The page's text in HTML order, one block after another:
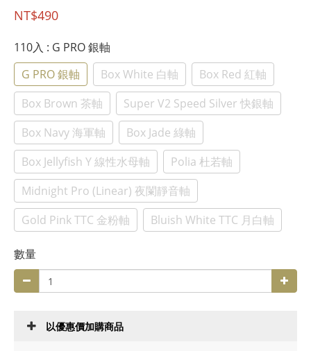
NT$490
110入 : G PRO 銀軸
G PRO 銀軸
Box White 白軸
Box Red 紅軸
Box Brown 茶軸
Super V2 Speed Silver 快銀軸
Box Navy 海軍軸
Box Jade 綠軸
Box Jellyfish Y 線性水母軸
Polia 杜若軸
Midnight Pro (Linear) 夜闌靜音軸
Gold Pink TTC 金粉軸
Bluish White TTC 月白軸
數量
以優惠價加購商品